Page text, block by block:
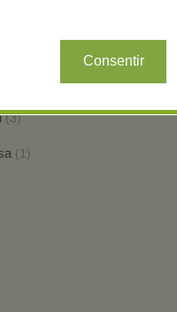
Consentir
(3)
(1)